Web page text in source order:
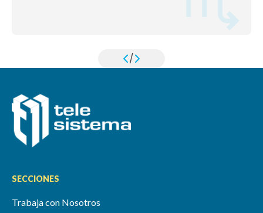
/
SECCIONES
Trabaja con Nosotros